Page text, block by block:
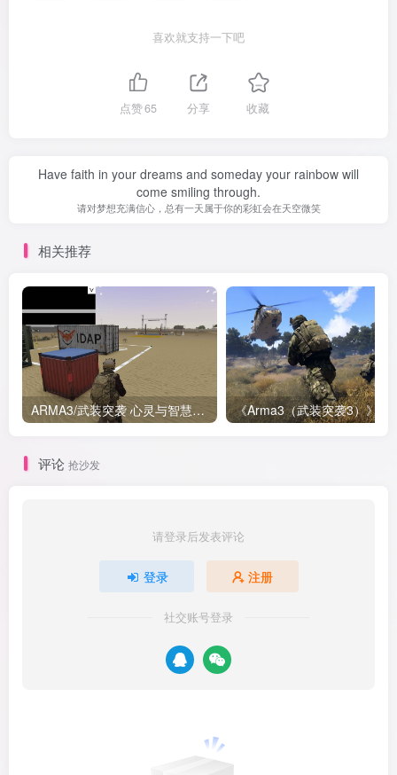
喜欢就支持一下吧
点赞65 分享 收藏
Have faith in your dreams and someday your rainbow will
come smiling through.
请对梦想充满信心，总有一天属于你的彩虹会在天空微笑
相关推荐
ARMA3/武装突袭 心灵与智慧（Hearts_and_Minds）任务修改后勤点货物中文翻译
评论 抢沙发
请登录后发表评论
登录 注册
社交账号登录